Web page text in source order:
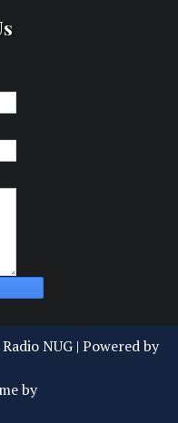
NUG | Powered by
by